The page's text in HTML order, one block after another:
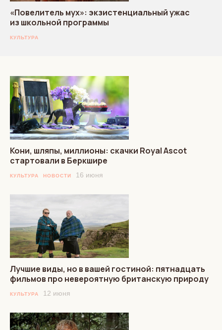
«Повелитель мух»: экзистенциальный ужас
из школьной программы
КУЛЬТУРА
Кони, шляпы, миллионы: скачки Royal Ascot
стартовали в Беркшире
КУЛЬТУРА НОВОСТИ 16 июня
Лучшие виды, но в вашей гостиной: пятнадцать
фильмов про невероятную британскую природу
КУЛЬТУРА 12 июня